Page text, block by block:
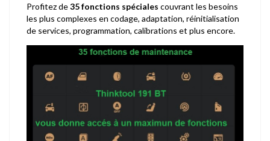
Profitez de35 fonctions spéciales couvrant les besoins
les plus complexes en codage, adaptation, réinitialisation
de services, programmation, calibrations et plus encore.